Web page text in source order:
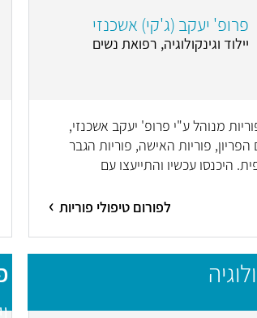
פרופ' יעקב (ג'קי) אשכנזי
יילוד וגינקולוגיה, רפואת נשים
מנוהל ע"י פרופ' יעקב אשכנזי,
פוריות האישה, פוריות הגבר
היכנסו עכשיו והתייעצו עם
לפורום טיפולי פוריות